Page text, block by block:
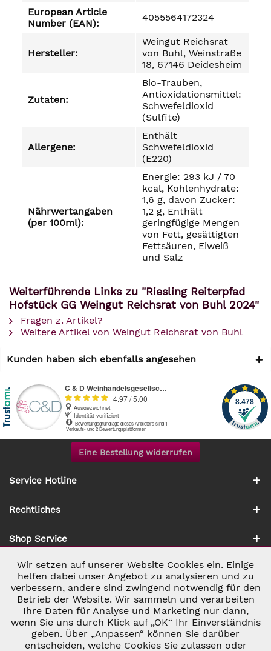
European Article
Number (EAN):
4055564172324
Hersteller:
Weingut Reichsrat
von Buhl, Weinstraße
18, 67146 Deidesheim
Zutaten:
Bio-Trauben,
Antioxidationsmittel:
Schwefeldioxid
(Sulfite)
Allergene:
Enthält
Schwefeldioxid
(E220)
Nährwertangaben
(per 100ml):
Energie: 293 kJ / 70
kcal, Kohlenhydrate:
1,6 g, davon Zucker:
1,2 g, Enthält
geringfügige Mengen
von Fett, gesättigten
Fettsäuren, Eiweiß
und Salz
Weiterführende Links zu "Riesling Reiterpfad
Hofstück GG Weingut Reichsrat von Buhl 2024"
Fragen z. Artikel?
Weitere Artikel von Weingut Reichsrat von Buhl
Kunden haben sich ebenfalls angesehen
Eine Bestellung widerrufen
Service Hotline
Rechtliches
Shop Service
Zahlung & Versand
Notwendig Aktiv
Marketing Inaktiv
Tracking Inaktiv
Wir setzen auf unserer Website Cookies ein. Einige
helfen dabei unser Angebot zu analysieren und zu
verbessern, andere sind zwingend notwendig für den
Betrieb der Website. Wir sammeln und verarbeiten
Ihre Daten für Analyse und Marketing nur dann,
wenn Sie uns durch Klick auf „OK“ Ihr Einverständnis
geben. Über „Anpassen“ können Sie darüber
entscheiden, welche Cookies Sie zulassen oder